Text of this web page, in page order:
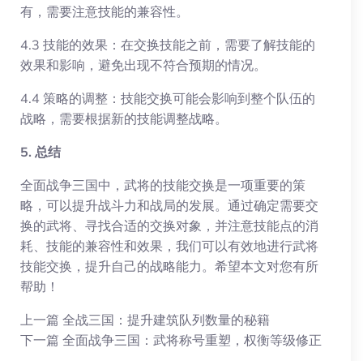
有，需要注意技能的兼容性。
4.3 技能的效果：在交换技能之前，需要了解技能的
效果和影响，避免出现不符合预期的情况。
4.4 策略的调整：技能交换可能会影响到整个队伍的
战略，需要根据新的技能调整战略。
5. 总结
全面战争三国中，武将的技能交换是一项重要的策
略，可以提升战斗力和战局的发展。通过确定需要交
换的武将、寻找合适的交换对象，并注意技能点的消
耗、技能的兼容性和效果，我们可以有效地进行武将
技能交换，提升自己的战略能力。希望本文对您有所
帮助！
上一篇 全战三国：提升建筑队列数量的秘籍
下一篇 全面战争三国：武将称号重塑，权衡等级修正